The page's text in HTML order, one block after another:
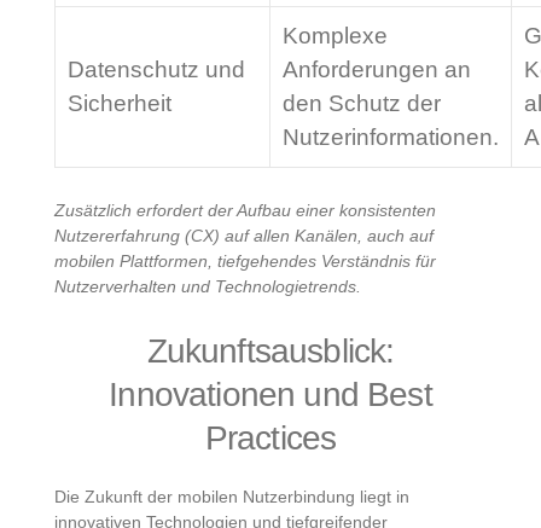
Datenschutz und
Sicherheit
Komplexe
Anforderungen an
den Schutz der
Nutzerinformationen.
Zusätzlich erfordert der Aufbau einer konsistenten
Nutzererfahrung (CX) auf allen Kanälen, auch auf
mobilen Plattformen, tiefgehendes Verständnis für
Nutzerverhalten und Technologietrends.
Zukunftsausblick:
Innovationen und Best
Practices
Die Zukunft der mobilen Nutzerbindung liegt in
innovativen Technologien und tiefgreifender